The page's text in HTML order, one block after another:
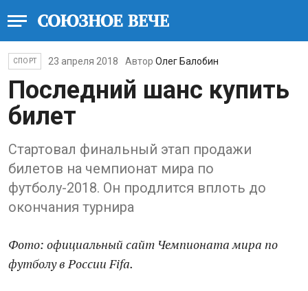
СПОРТ 23 апреля 2018 Автор Олег Балобин
Последний шанс купить
билет
Стартовал финальный этап продажи
билетов на чемпионат мира по
футболу-2018. Он продлится вплоть до
окончания турнира
Фото: официальный сайт Чемпионата мира по
футболу в России Fifa.